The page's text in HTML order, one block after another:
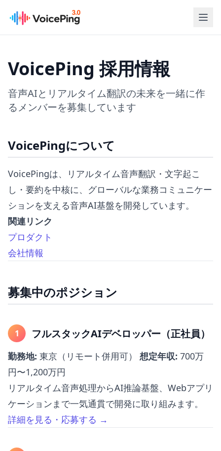
VoicePing 採用情報
音声AIとリアルタイム翻訳の未来を一緒に作
るメンバーを募集しています
VoicePingについて
VoicePingは、リアルタイム音声翻訳・文字起こ
し・要約を中核に、グローバルな業務コミュニケー
ションを支える音声AI基盤を開発しています。
関連リンク
プロダクト
会社情報
募集中のポジション
1 フルスタックAIデベロッパー（正社員）
勤務地: 東京（リモート併用可） 想定年収: 700万
円〜1,200万円
リアルタイム音声処理からAI推論基盤、Webアプリ
ケーションまで一気通貫で開発に取り組みます。
詳細を見る・応募する →